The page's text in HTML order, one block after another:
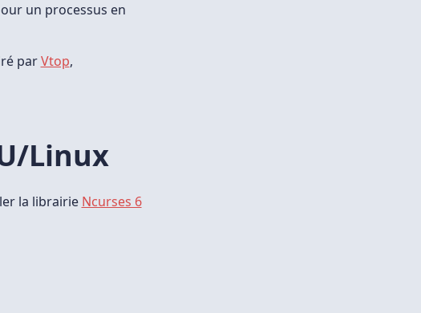
un processus en
parVtop,
Linux
la librairie Ncurses 6